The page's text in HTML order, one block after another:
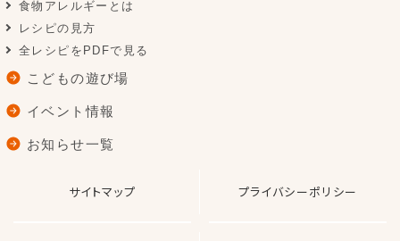
食物アレルギーとは
レシピの見方
全レシピをPDFで見る
こどもの遊び場
イベント情報
お知らせ一覧
サイトマップ プライバシーポリシー